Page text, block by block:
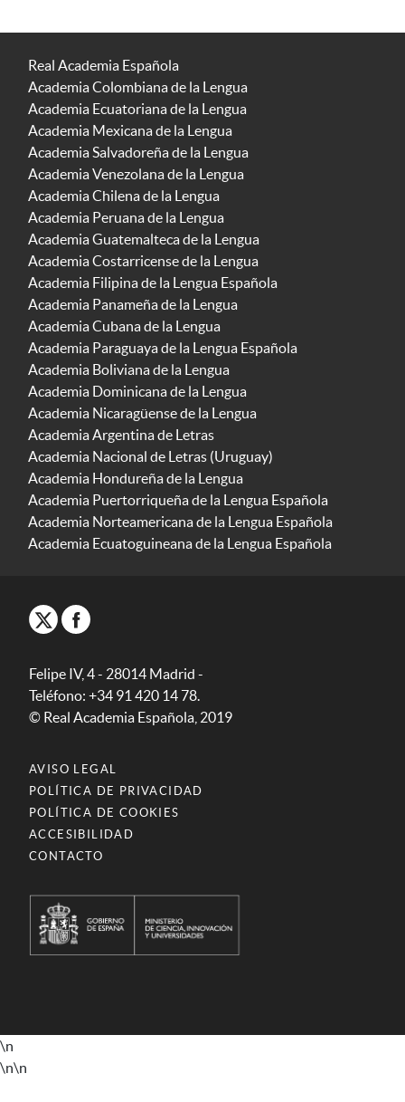
Real Academia Española
Academia Colombiana de la Lengua
Academia Ecuatoriana de la Lengua
Academia Mexicana de la Lengua
Academia Salvadoreña de la Lengua
Academia Venezolana de la Lengua
Academia Chilena de la Lengua
Academia Peruana de la Lengua
Academia Guatemalteca de la Lengua
Academia Costarricense de la Lengua
Academia Filipina de la Lengua Española
Academia Panameña de la Lengua
Academia Cubana de la Lengua
Academia Paraguaya de la Lengua Española
Academia Boliviana de la Lengua
Academia Dominicana de la Lengua
Academia Nicaragüense de la Lengua
Academia Argentina de Letras
Academia Nacional de Letras (Uruguay)
Academia Hondureña de la Lengua
Academia Puertorriqueña de la Lengua Española
Academia Norteamericana de la Lengua Española
Academia Ecuatoguineana de la Lengua Española
Felipe IV, 4 - 28014 Madrid -
Teléfono: +34 91 420 14 78.
© Real Academia Española, 2019
AVISO LEGAL
POLÍTICA DE PRIVACIDAD
POLÍTICA DE COOKIES
ACCESIBILIDAD
CONTACTO
\n
\n\n